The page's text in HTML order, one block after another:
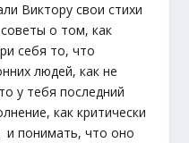
Виктору свои стихи
о том, как
себя то, что
людей, как не
у тебя последний
как критически
и понимать, что оно